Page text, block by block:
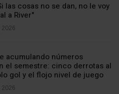
las cosas no se dan, no le voy
a River"
2026
acumulando números
el semestre: cinco derrotas al
gol y el flojo nivel de juego
2026